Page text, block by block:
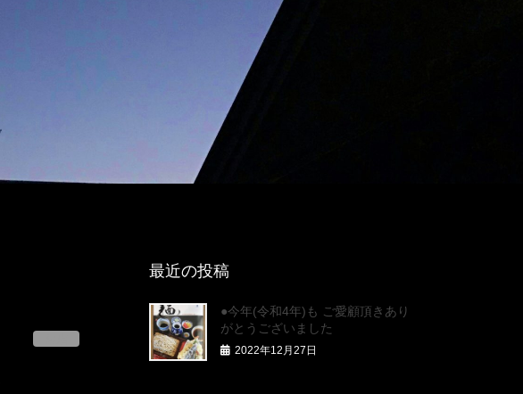
最近の投稿
●今年(令和4年)も ご愛顧頂きあり
がとうございました
2022年12月27日